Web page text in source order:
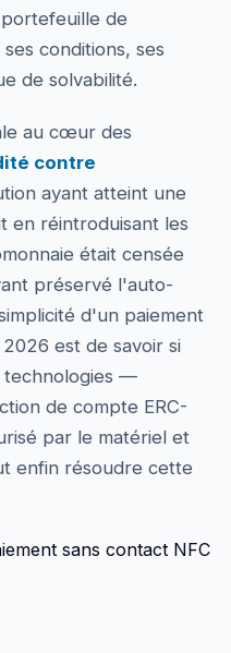
de
conditions, ses
de solvabilité.
au cœur des
contre
ayant atteint une
en réintroduisant les
était censée
préservé l'auto-
d'un paiement
est de savoir si
technologies —
de compte ERC-
par le matériel et
enfin résoudre cette
sans contact NFC